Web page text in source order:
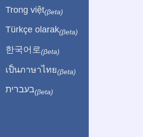
Trong việt(βeta)
Türkçe olarak(βeta)
한국어로 (βeta)
เป็นภาษาไทย(βeta)
בעברית(βeta)